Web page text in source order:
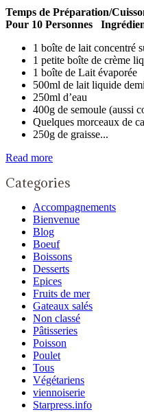
Temps de Préparation/
Pour 10 Personnes
1 boîte de lait concentré
1 petite boîte de crème
1 boîte de Lait évaporée
500ml de lait liquide
250ml d’eau
400g de semoule (aussi
Quelques morceaux de
250g de graisse...
Read more
Categories
Accompagnements
Bienvenue
Blog
Boeuf
Boissons
Desserts
Epices
Fruits de mer
Gateaux salés
Non classé
Pâtisseries
Poisson
Poulet
Tous
Végétariens
viennoiserie
Starpress.info